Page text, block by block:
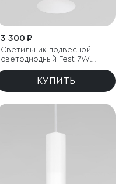
3 300 ₽
Светильник подвесной
светодиодный Fest 7W
4000 K белый
КУПИТЬ